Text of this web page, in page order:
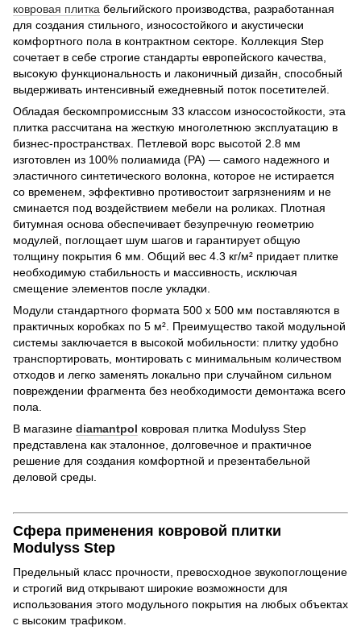
ковровая плитка бельгийского производства, разработанная
для создания стильного, износостойкого и акустически
комфортного пола в контрактном секторе. Коллекция Step
сочетает в себе строгие стандарты европейского качества,
высокую функциональность и лаконичный дизайн, способный
выдерживать интенсивный ежедневный поток посетителей.
Обладая бескомпромиссным 33 классом износостойкости, эта
плитка рассчитана на жесткую многолетнюю эксплуатацию в
бизнес-пространствах. Петлевой ворс высотой 2.8 мм
изготовлен из 100% полиамида (PA) — самого надежного и
эластичного синтетического волокна, которое не истирается
со временем, эффективно противостоит загрязнениям и не
сминается под воздействием мебели на роликах. Плотная
битумная основа обеспечивает безупречную геометрию
модулей, поглощает шум шагов и гарантирует общую
толщину покрытия 6 мм. Общий вес 4.3 кг/м² придает плитке
необходимую стабильность и массивность, исключая
смещение элементов после укладки.
Модули стандартного формата 500 х 500 мм поставляются в
практичных коробках по 5 м². Преимущество такой модульной
системы заключается в высокой мобильности: плитку удобно
транспортировать, монтировать с минимальным количеством
отходов и легко заменять локально при случайном сильном
повреждении фрагмента без необходимости демонтажа всего
пола.
В магазине diamantpol ковровая плитка Modulyss Step
представлена как эталонное, долговечное и практичное
решение для создания комфортной и презентабельной
деловой среды.
Сфера применения ковровой плитки
Modulyss Step
Предельный класс прочности, превосходное звукопоглощение
и строгий вид открывают широкие возможности для
использования этого модульного покрытия на любых объектах
с высоким трафиком.